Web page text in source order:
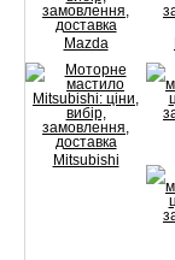
Mazda
Mitsubishi